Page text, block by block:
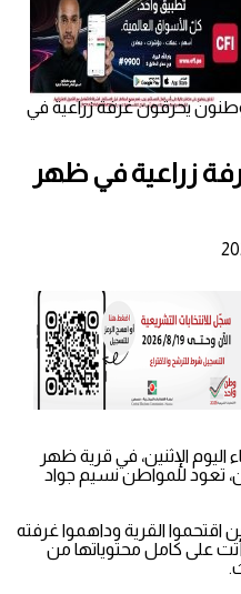
يحرقون غرفة زراعية في
زراعية في ظهر
الإثنين، في قرية ظهر
تعود للمواطن نسيم جواد
القرية وداهموا غرفته
أتت على كامل محتوياتها من